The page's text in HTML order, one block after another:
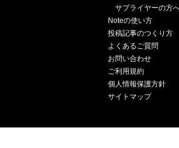
サプライヤーの方
Noteの使い方
投稿記事のつくり方
よくあるご質問
お問い合わせ
ご利用規約
個人情報保護方針
サイトマップ